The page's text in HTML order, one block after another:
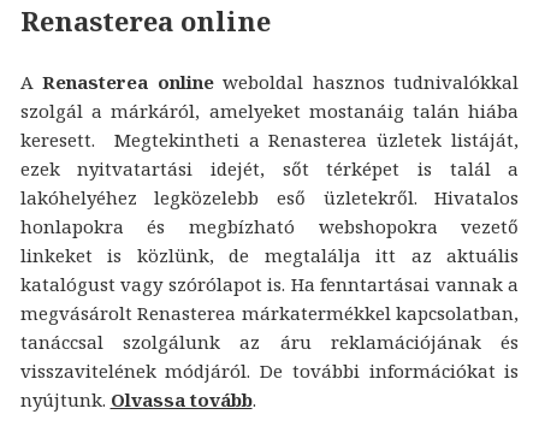
Renasterea online
ARenasterea onlineweboldal hasznos tudnivalókkal
szolgál a márkáról, amelyeket mostanáig talán hiába
keresett. Megtekintheti a Renasterea üzletek listáját,
ezek nyitvatartási idejét, sőt térképet is talál a
lakóhelyéhez legközelebb eső üzletekről. Hivatalos
honlapokra és megbízható webshopokra vezető
linkeket is közlünk, de megtalálja itt az aktuális
katalógust vagy szórólapot is. Ha fenntartásai vannak a
megvásárolt Renasterea márkatermékkel kapcsolatban,
tanáccsal szolgálunk az áru reklamációjának és
visszavitelének módjáról. De további információkat is
nyújtunk. Olvassa tovább.